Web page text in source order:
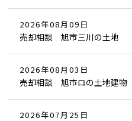
2026年08月09日
売却相談 旭市三川の土地
2026年08月03日
売却相談 旭市ロの土地建物
2026年07月25日